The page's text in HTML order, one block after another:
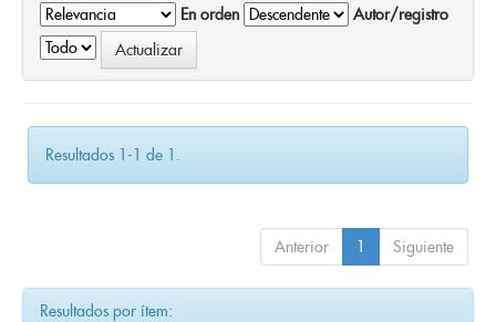
En orden
Autor/registro
Resultados 1-1 de 1.
Anterior 1 Siguiente
Resultados por ítem: